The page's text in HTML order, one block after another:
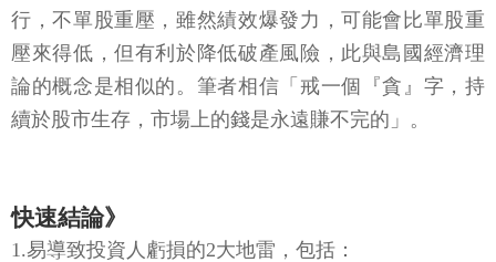
行，不單股重壓，雖然績效爆發力，可能會比單股重
壓來得低，但有利於降低破產風險，此與島國經濟理
論的概念是相似的。筆者相信「戒一個『貪』字，持
續於股市生存，市場上的錢是永遠賺不完的」。
快速結論》
1.易導致投資人虧損的2大地雷，包括：